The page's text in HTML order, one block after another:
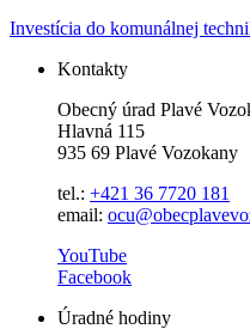
Investícia do komunálnej
Kontakty
Obecný úrad Plavé
Hlavná 115
935 69 Plavé Vozokany
tel.: +421 36 7720 181
email:
YouTube
Facebook
Úradné hodiny